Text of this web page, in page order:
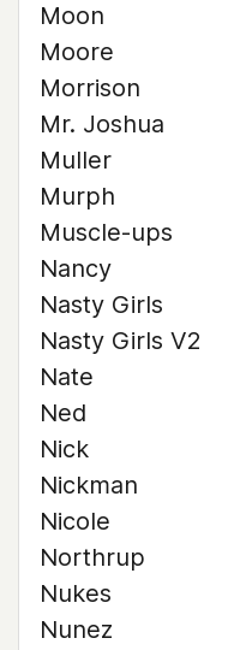
Moon
Moore
Morrison
Mr. Joshua
Muller
Murph
Muscle-ups
Nancy
Nasty Girls
Nasty Girls V2
Nate
Ned
Nick
Nickman
Nicole
Northrup
Nukes
Nunez